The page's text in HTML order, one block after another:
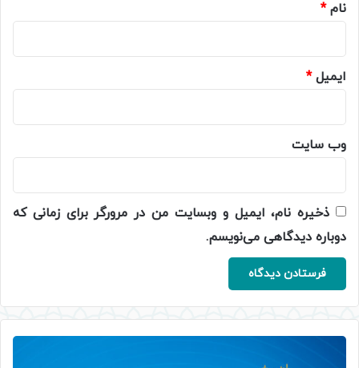
نام*
ایمیل*
وب‌ سایت
ذخیره نام، ایمیل و وبسایت من در مرورگر برای زمانی که
دوباره دیدگاهی می‌نویسم.